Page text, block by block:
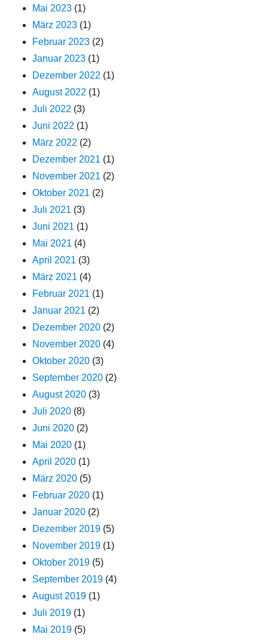
Mai 2023 (1)
März 2023 (1)
Februar 2023 (2)
Januar 2023 (1)
Dezember 2022 (1)
August 2022 (1)
Juli 2022 (3)
Juni 2022 (1)
März 2022 (2)
Dezember 2021 (1)
November 2021 (2)
Oktober 2021 (2)
Juli 2021 (3)
Juni 2021 (1)
Mai 2021 (4)
April 2021 (3)
März 2021 (4)
Februar 2021 (1)
Januar 2021 (2)
Dezember 2020 (2)
November 2020 (4)
Oktober 2020 (3)
September 2020 (2)
August 2020 (3)
Juli 2020 (8)
Juni 2020 (2)
Mai 2020 (1)
April 2020 (1)
März 2020 (5)
Februar 2020 (1)
Januar 2020 (2)
Dezember 2019 (5)
November 2019 (1)
Oktober 2019 (5)
September 2019 (4)
August 2019 (1)
Juli 2019 (1)
Mai 2019 (5)